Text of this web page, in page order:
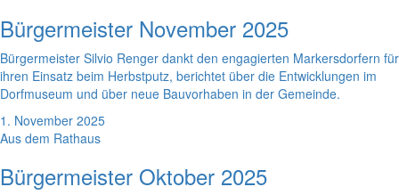
Bürgermeister November 2025
Bürgermeister Silvio Renger dankt den engagierten Markersdorfern für
ihren Einsatz beim Herbstputz, berichtet über die Entwicklungen im
Dorfmuseum und über neue Bauvorhaben in der Gemeinde.
1. November 2025
Aus dem Rathaus
Bürgermeister Oktober 2025